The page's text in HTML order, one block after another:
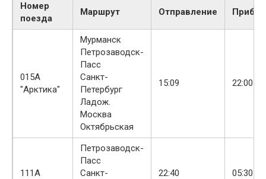
Номер
поезда
Маршрут Отправление
015А
"Арктика"
Мурманск
Петрозаводск-
Пасс
Санкт-
Петербург
Ладож.
Москва
Октябрьская
15:09 22:00
111А
Петрозаводск-
Пасс
Санкт-
22:40 05:30